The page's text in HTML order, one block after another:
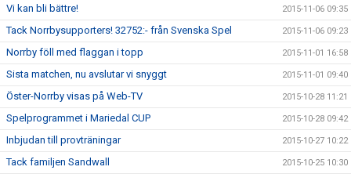
Vi kan bli bättre! 2015-11-06 09:35
Tack Norrbysupporters! 32752:- från Svenska Spel 2015-11-06 09:23
Norrby föll med flaggan i topp 2015-11-01 16:58
Sista matchen, nu avslutar vi snyggt 2015-11-01 09:40
Öster-Norrby visas på Web-TV 2015-10-28 11:21
Spelprogrammet i Mariedal CUP 2015-10-28 09:42
Inbjudan till provträningar 2015-10-27 10:22
Tack familjen Sandwall 2015-10-25 10:30